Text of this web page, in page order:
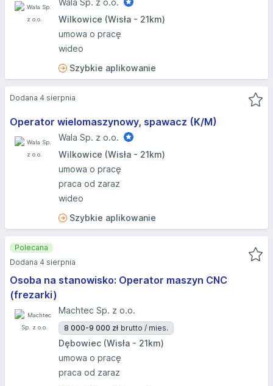
Wala Sp. z o.o.
Wilkowice (Wisła - 21km)
umowa o pracę
wideo
Szybkie aplikowanie
Operator wielomaszynowy, spawacz (K/M)
Wala Sp. z o.o.
Wilkowice (Wisła - 21km)
umowa o pracę
praca od zaraz
wideo
Szybkie aplikowanie
Dodana 4 sierpnia
Osoba na stanowisko: Operator maszyn CNC
(frezarki)
Machtec Sp. z o.o.
8 000-9 000 zł brutto / mies.
Dębowiec (Wisła - 21km)
umowa o pracę
praca od zaraz
Polecana
Dodana 4 sierpnia